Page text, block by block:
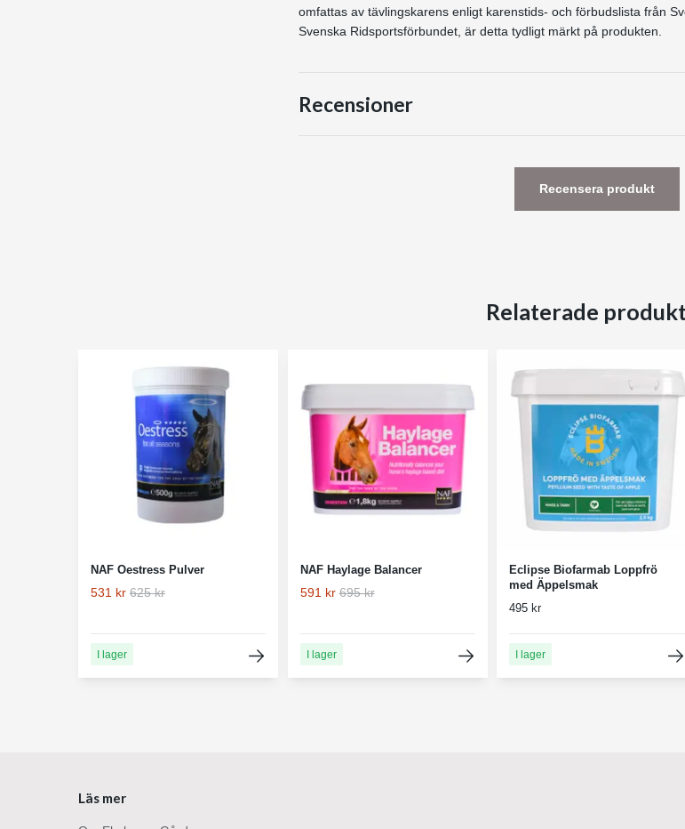
omfattas av tävlingskarens enligt karenstids- och förbudslista från
Svenska Ridsportsförbundet, är detta tydligt märkt på produkten.
Recensioner
Recensera produkt
Relaterade
NAF Oestress Pulver
531 kr 625 kr
I lager
NAF Haylage Balancer
591 kr 695 kr
I lager
Eclipse Biofarmab Loppfrö
med Äppelsmak
495 kr
I lager
Läs mer